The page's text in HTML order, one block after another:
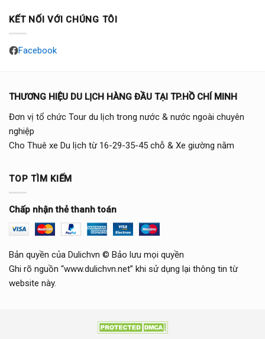
KẾT NỐI VỚI CHÚNG TÔI
Facebook
THƯƠNG HIỆU DU LỊCH HÀNG ĐẦU TẠI TP.HỒ CHÍ MINH
Đơn vị tổ chức Tour du lịch trong nước & nước ngoài chuyên
nghiệp
Cho Thuê xe Du lịch từ 16-29-35-45 chỗ & Xe giường nằm
TOP TÌM KIẾM
Chấp nhận thẻ thanh toán
Bản quyền của Dulichvn © Bảo lưu mọi quyền
Ghi rõ nguồn “www.dulichvn.net” khi sử dụng lại thông tin từ
website này.